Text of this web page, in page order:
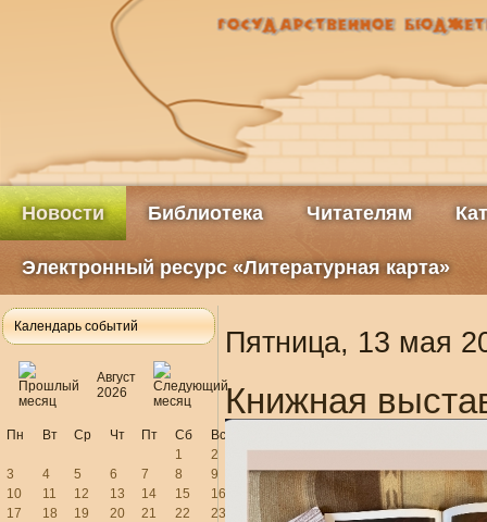
Новости Библиотека Читателям
Электронный ресурс «Литературная карта»
Календарь событий
Август
2026
Пн Вт Ср Чт Пт Сб
Вс
1
2
3
4 5 6 7 8
9
10
11 12 13 14 15
16
17
18 19 20 21 22
23
Пятница, 13 мая
Книжная